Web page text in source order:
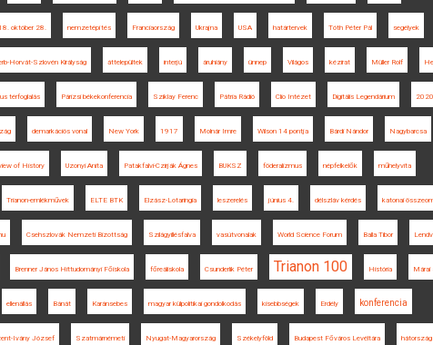
október 28. nemzetépítés Franciaország Ukrajna USA határtervek Tóth Péter Pál segélyek
Horvát-Szlovén Királyság áttelepültek interjú áruhiány ünnep Világos kézirat Müller Rolf
térfoglalás Párizsi békekonferencia Sziklay Ferenc Pátria Rádió Clio Intézet Digitális Legendárium 2020
demarkációs vonal New York 1917 Molnár Imre Wilson 14 pontja Bárdi Nándor Nagybarcsa
of History Uzonyi Anita Patakfalvi-Czirják Ágnes BUKSZ föderalizmus népfelkelők műhelyvita
Trianon-emlékművek ELTE BTK Elzász-Lotaringia leszerelés június 4. délszláv kérdés katonai
Csehszlovák Nemzeti Bizottság Szilágyillésfalva vasútvonalak World Science Forum Balla Tibor
Brenner János Hittudományi Főiskola főreáliskola Csunderlik Péter Trianon 100 História Márai
ellenállás Bánát Karánsebes magyar külpolitikai gondolkodás kisebbségek Erdély konferencia
Ivány József Szatmárnémeti Nyugat-Magyarország Székelyföld Budapest Főváros Levéltára hátország